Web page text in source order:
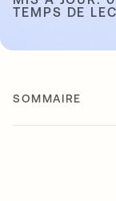
TEMPS DE
SOMMAIRE